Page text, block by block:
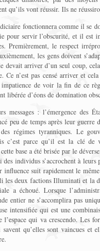
qu’ils vont réussir. Ils ne
fonctionnera comme il se
pour servir l’obscurité, et il est
Premièrement, le respect
les gens doivent
arriver d’un seul coup,
Ce n’est pas censé arriver et
de voir la fin de ce
libérée d’éons de domination
messages : l’émergence des
peu de temps après leur guerre
régimes tyranniques. Le
c’est parce qu’il est la clé
base a été brisée par le
individus s’accrochent à
suit rapidement le
les deux factions Illuminati et la
a échoué. Lorsque
entier ne s’accomplira pas
intensifiée qui est une
qui va crescendo. Les
qu’elles sont vaincues et